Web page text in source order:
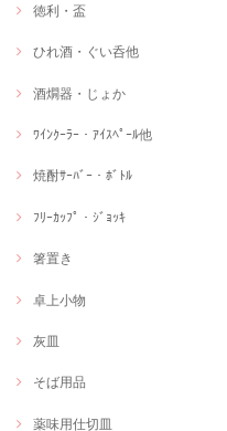
徳利・盃
ひれ酒・ぐい呑他
酒燗器・じょか
ﾜｲﾝｸｰﾗｰ・ｱｲｽﾍﾟｰﾙ他
焼酎ｻｰﾊﾞｰ・ﾎﾞﾄﾙ
ﾌﾘｰｶｯﾌﾟ・ｼﾞｮｯｷ
箸置き
卓上小物
灰皿
そば用品
薬味用仕切皿